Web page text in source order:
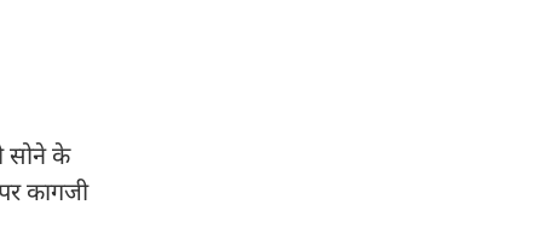
सोने के
कागजी